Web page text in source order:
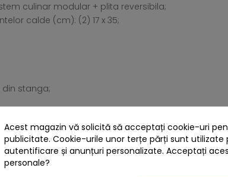
culinar modular + plita reversibila;
calde (cm): (2) 17 x 35;
stanga;
vopsit;
kg;
Acest magazin vă solicită să acceptați cookie-uri
publicitate. Cookie-urile unor terțe părți sunt
autentificare și anunțuri personalizate. Acceptați
personale?